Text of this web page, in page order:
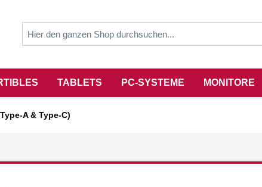
TABLETS PC-SYSTEME MONITORE
A & Type-C)